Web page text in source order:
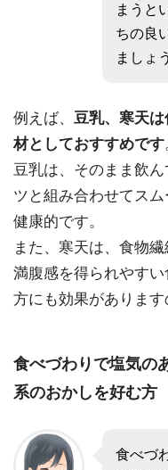
まうと
ちの良
ましょ
例えば、 豆乳、寒天
材としておすすめです
豆乳は、そのまま飲
ツと組み合わせてス
健康的です。
また、寒天は、食物
満腹感を得られやす
方にも効果があります
食べづわりで塩気の
系のおかしを好む方
食べづ